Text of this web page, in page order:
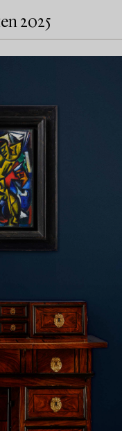
2025